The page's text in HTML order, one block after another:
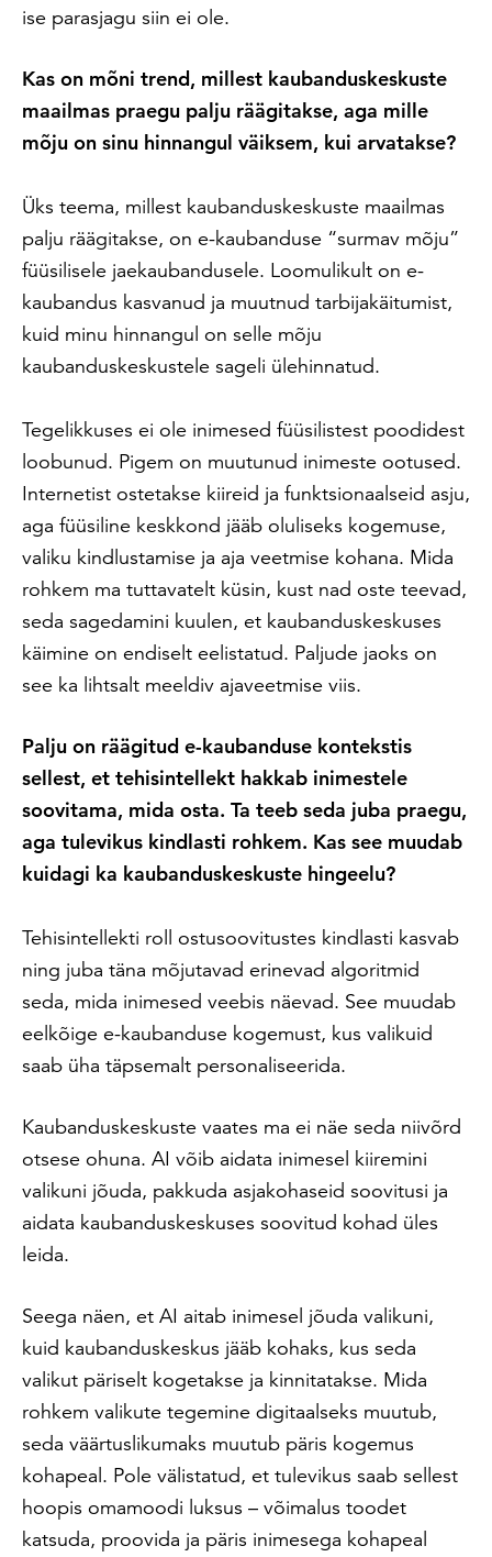
ise parasjagu siin ei ole.
Kas on mõni trend, millest kaubanduskeskuste
maailmas praegu palju räägitakse, aga mille
mõju on sinu hinnangul väiksem, kui arvatakse?
Üks teema, millest kaubanduskeskuste maailmas
palju räägitakse, on e-kaubanduse “surmav mõju”
füüsilisele jaekaubandusele. Loomulikult on e-
kaubandus kasvanud ja muutnud tarbijakäitumist,
kuid minu hinnangul on selle mõju
kaubanduskeskustele sageli ülehinnatud.
Tegelikkuses ei ole inimesed füüsilistest poodidest
loobunud. Pigem on muutunud inimeste ootused.
Internetist ostetakse kiireid ja funktsionaalseid asju,
aga füüsiline keskkond jääb oluliseks kogemuse,
valiku kindlustamise ja aja veetmise kohana. Mida
rohkem ma tuttavatelt küsin, kust nad oste teevad,
seda sagedamini kuulen, et kaubanduskeskuses
käimine on endiselt eelistatud. Paljude jaoks on
see ka lihtsalt meeldiv ajaveetmise viis.
Palju on räägitud e-kaubanduse kontekstis
sellest, et tehisintellekt hakkab inimestele
soovitama, mida osta. Ta teeb seda juba praegu,
aga tulevikus kindlasti rohkem. Kas see muudab
kuidagi ka kaubanduskeskuste hingeelu?
Tehisintellekti roll ostusoovitustes kindlasti kasvab
ning juba täna mõjutavad erinevad algoritmid
seda, mida inimesed veebis näevad. See muudab
eelkõige e-kaubanduse kogemust, kus valikuid
saab üha täpsemalt personaliseerida.
Kaubanduskeskuste vaates ma ei näe seda niivõrd
otsese ohuna. AI võib aidata inimesel kiiremini
valikuni jõuda, pakkuda asjakohaseid soovitusi ja
aidata kaubanduskeskuses soovitud kohad üles
leida.
Seega näen, et AI aitab inimesel jõuda valikuni,
kuid kaubanduskeskus jääb kohaks, kus seda
valikut päriselt kogetakse ja kinnitatakse. Mida
rohkem valikute tegemine digitaalseks muutub,
seda väärtuslikumaks muutub päris kogemus
kohapeal. Pole välistatud, et tulevikus saab sellest
hoopis omamoodi luksus – võimalus toodet
katsuda, proovida ja päris inimesega kohapeal